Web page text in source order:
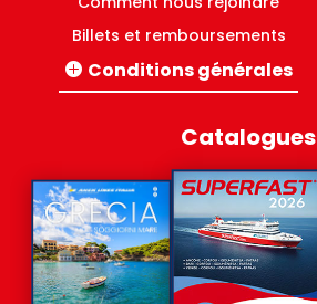
Billets et remboursements
Conditions générales
Lignes domestiques Grèce
Catalogues